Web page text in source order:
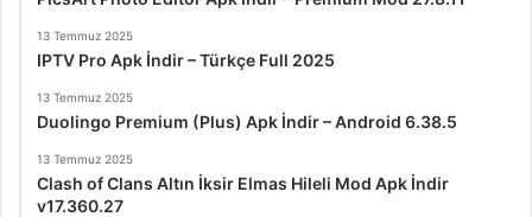
13 Temmuz 2025
IPTV Pro Apk İndir – Türkçe Full 2025
13 Temmuz 2025
Duolingo Premium (Plus) Apk İndir – Android 6.38.5
13 Temmuz 2025
Clash of Clans Altın İksir Elmas Hileli Mod Apk İndir
v17.360.27